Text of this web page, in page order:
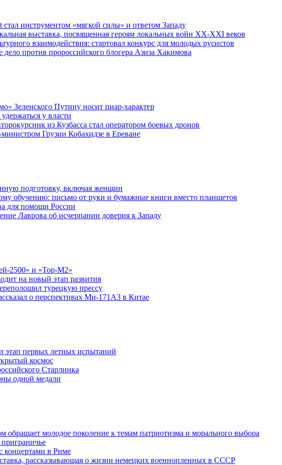
стал инструментом «мягкой силы» и ответом Западу
выставка, посвященная героям локальных войн XX-XXI веков
взаимодействия: стартовал конкурс для молодых русистов
дело против пророссийского блогера Азиза Хакимова
Зеленского Путину носит пиар-характер
у власти
из Кузбасса стал оператором боевых дронов
Грузии Кобахидзе в Ереване
подготовку, включая женщин
обучению: письмо от руки и бумажные книги вместо планшетов
для помощи России
Лаврова об исчерпании доверия к Западу
2500» и «Тор-М2»
на новый этап развития
турецкую прессу
о перспективах Ми-171А3 в Китае
этап первых летных испытаний
космос
Старлинка
одной медали
обращает молодое поколение к темам патриотизма и морального выбора
концертами в Риме
рассказывающая о жизни немецких военнопленных в СССР